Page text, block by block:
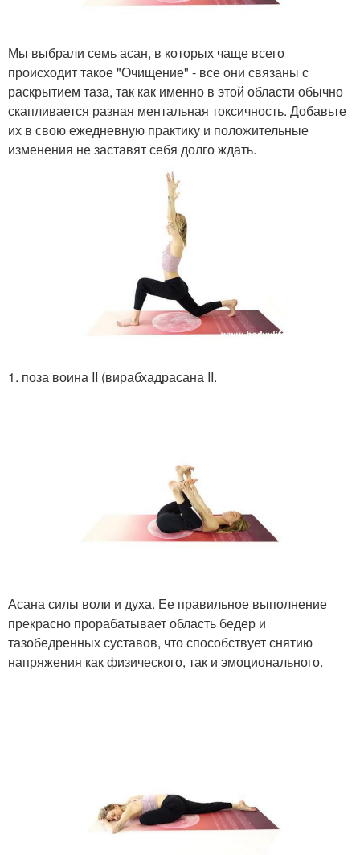
Мы выбрали семь асан, в которых чаще всего
происходит такое "Очищение" - все они связаны с
раскрытием таза, так как именно в этой области обычно
скапливается разная ментальная токсичность. Добавьте
их в свою ежедневную практику и положительные
изменения не заставят себя долго ждать.
1. поза воина II (вирабхадрасана II.
Асана силы воли и духа. Ее правильное выполнение
прекрасно прорабатывает область бедер и
тазобедренных суставов, что способствует снятию
напряжения как физического, так и эмоционального.